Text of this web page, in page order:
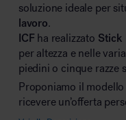
Area outdoor
soluzione ideale per
lavoro.
ICF ha realizzato Stick
per altezza e nelle
piedini o cinque razze
Proponiamo il
ricevere un’offerta